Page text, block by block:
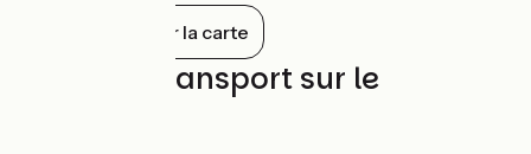
de l’UNESCO.
Tout afficher sur la carte
Trains et transport sur le